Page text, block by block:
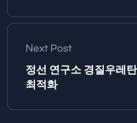
Next Post
정선 연구소 경질우레
최적화